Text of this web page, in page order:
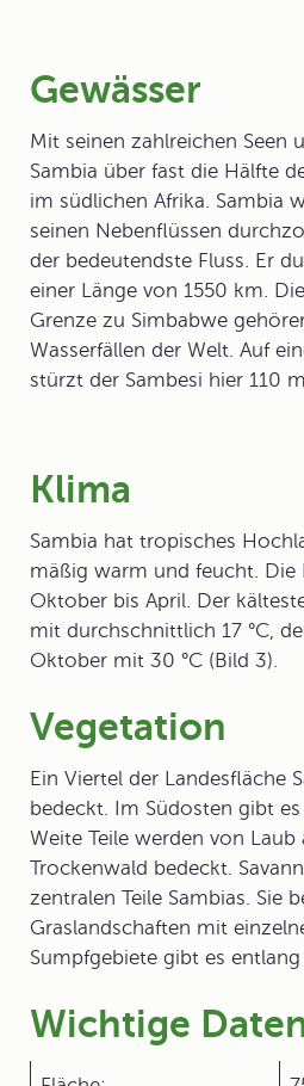
Gewässer
Mit seinen zahlreichen Seen
Sambia über fast die Hälfte
im südlichen Afrika. Sambia
seinen Nebenflüssen
der bedeutendste Fluss. Er
einer Länge von 1550 km. Die
Grenze zu Simbabwe
Wasserfällen der Welt. Auf
stürzt der Sambesi hier 110
Klima
Sambia hat tropisches
mäßig warm und feucht. Die
Oktober bis April. Der
mit durchschnittlich 17 °C,
Oktober mit 30 °C (Bild 3).
Vegetation
Ein Viertel der Landesfläche
bedeckt. Im Südosten gibt es
Weite Teile werden von Laub
Trockenwald bedeckt.
zentralen Teile Sambias. Sie
Graslandschaften mit
Sumpfgebiete gibt es entlang
Wichtige